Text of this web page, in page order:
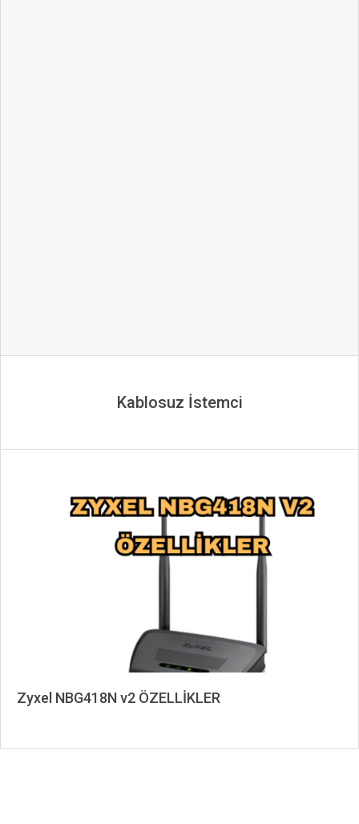
Kablosuz İstemci
Zyxel NBG418N v2 ÖZELLİKLER